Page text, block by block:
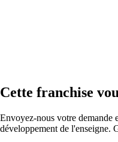
Cette franchise
Envoyez-nous votre demande
développement de l'enseigne.